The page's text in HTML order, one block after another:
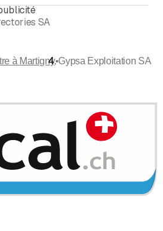
SA
à Martigny•Gypsa Exploitation SA